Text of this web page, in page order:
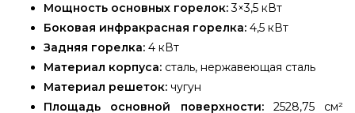
Мощность основных горелок:3×3,5 кВт
Боковая инфракрасная горелка: 4,5 кВт
Задняя горелка: 4 кВт
Материал корпуса: сталь, нержавеющая сталь
Материал решеток: чугун
Площадь основной поверхности:2528,75 см²